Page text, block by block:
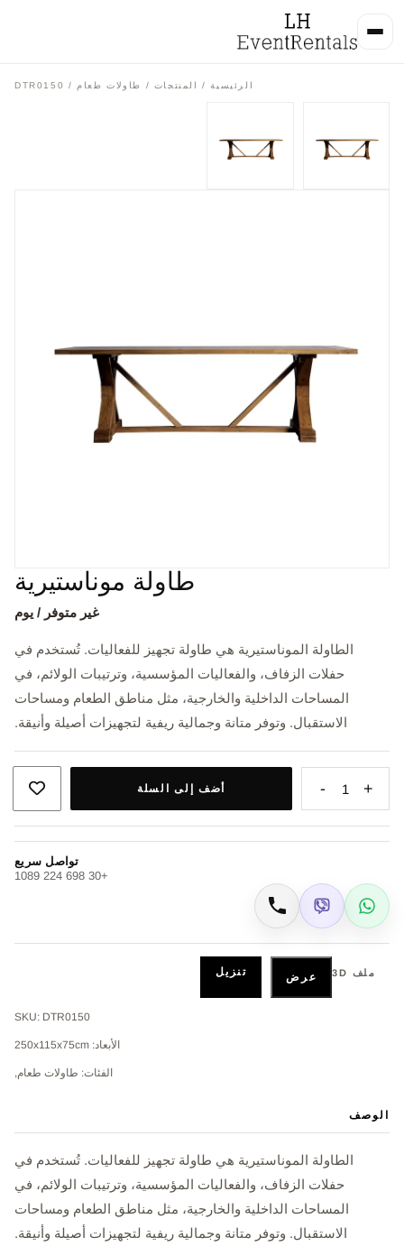
الرئيسية/ المنتجات / طاولات طعام / DTR0150
طاولة موناستيرية
غير متوفر / يوم
الطاولة الموناستيرية هي طاولة تجهيز للفعاليات. تُستخدم في
حفلات الزفاف، والفعاليات المؤسسية، وترتيبات الولائم، في
المساحات الداخلية والخارجية، مثل مناطق الطعام ومساحات
الاستقبال. وتوفر متانة وجمالية ريفية لتجهيزات أصيلة وأنيقة.
+
1
- أضف إلى السلة
تواصل سريع
+30 698 224 1089
WhatsApp
Viber اتصال
ملف 3D عرض تنزيل
SKU: DTR0150
الأبعاد: 250x115x75cm
الفئات: طاولات طعام,
الوصف
الطاولة الموناستيرية هي طاولة تجهيز للفعاليات. تُستخدم في
حفلات الزفاف، والفعاليات المؤسسية، وترتيبات الولائم، في
المساحات الداخلية والخارجية، مثل مناطق الطعام ومساحات
الاستقبال. وتوفر متانة وجمالية ريفية لتجهيزات أصيلة وأنيقة.